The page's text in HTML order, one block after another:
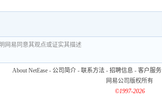
网易同意其观点或证实其描述
About NetEase - 公司简介 - 联系方法 - 招聘信息 - 客户服务
网易公司版权所有
©1997-2026